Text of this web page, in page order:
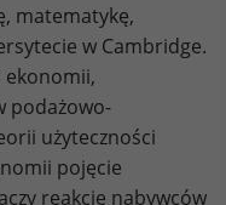
matematykę,
w Cambridge.
ekonomii,
podażowo-
użyteczności
pojęcie
reakcję nabywców